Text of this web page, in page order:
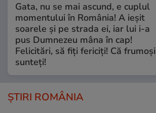
Gata, nu se mai ascund, e cuplul
momentului în România! A ieșit
soarele și pe strada ei, iar lui i-a
pus Dumnezeu mâna în cap!
Felicitări, să fiți fericiți! Că frumoși
sunteți!
ȘTIRI ROMÂNIA